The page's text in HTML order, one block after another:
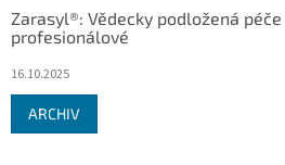
Zarasyl®: Vědecky podložená
profesionálové
16.10.2025
ARCHIV